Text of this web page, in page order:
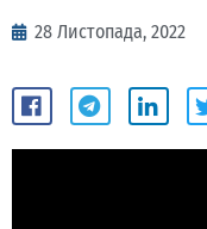
28 Листопада, 2022